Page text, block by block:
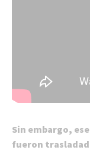
Sin embargo,
fueron